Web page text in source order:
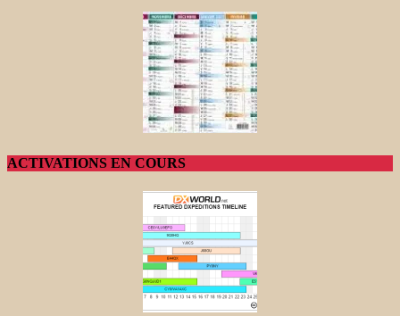
ACTIVATIONS EN COURS